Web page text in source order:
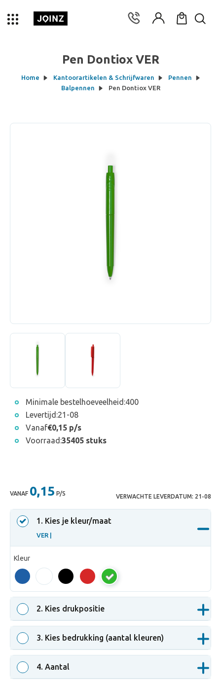
Pen Dontiox VER
Home Kantoorartikelen & Schrijfwaren
Pennen
Balpennen
Pen Dontiox VER
Minimale bestelhoeveelheid:400
Levertijd:21-08
Vanaf€0,15 p/s
Voorraad:35405 stuks
VANAF 0,15 P/S VERWACHTE LEVERDATUM: 21-08
1 . Kies je kleur/maat
VER |
Kleur
VER
2. Kies drukpositie
3. Kies bedrukking (aantal kleuren)
4. Aantal